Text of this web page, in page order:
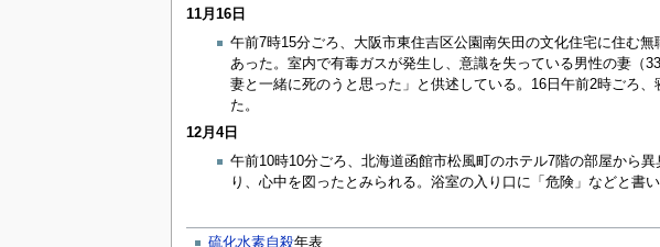
11月16日
午前7時15分ごろ、大阪市東住吉区公園南矢田の文化住宅に住む
あった。室内で有毒ガスが発生し、意識を失っている男性の妻（
妻と一緒に死のうと思った」と供述している。16日午前2時ごろ
た。
12月4日
午前10時10分ごろ、北海道函館市松風町のホテル7階の部屋から
り、心中を図ったとみられる。浴室の入り口に「危険」などと書
硫化水素自殺年表